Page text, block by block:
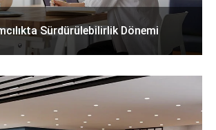
Sürdürülebilirlik Dönemi